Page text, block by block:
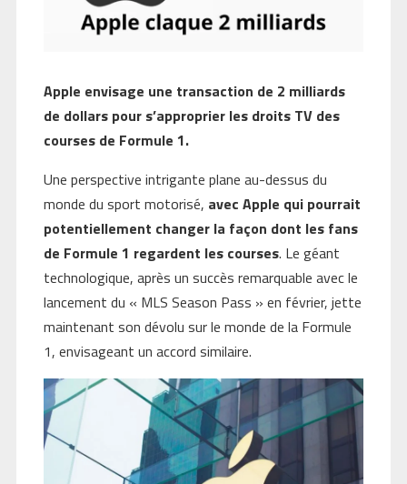
Apple envisage une transaction de 2 milliards
de dollars pour s’approprier les droits TV des
courses de Formule 1.
Une perspective intrigante plane au-dessus du
monde du sport motorisé, avec Apple qui pourrait
potentiellement changer la façon dont les fans
de Formule 1 regardent les courses. Le géant
technologique, après un succès remarquable avec le
lancement du « MLS Season Pass » en février, jette
maintenant son dévolu sur le monde de la Formule
1, envisageant un accord similaire.